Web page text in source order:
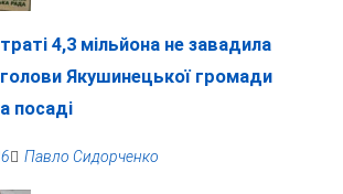
4,3 мільйона не завадила
голови Якушинецької громади
посаді
Павло Сидорченко